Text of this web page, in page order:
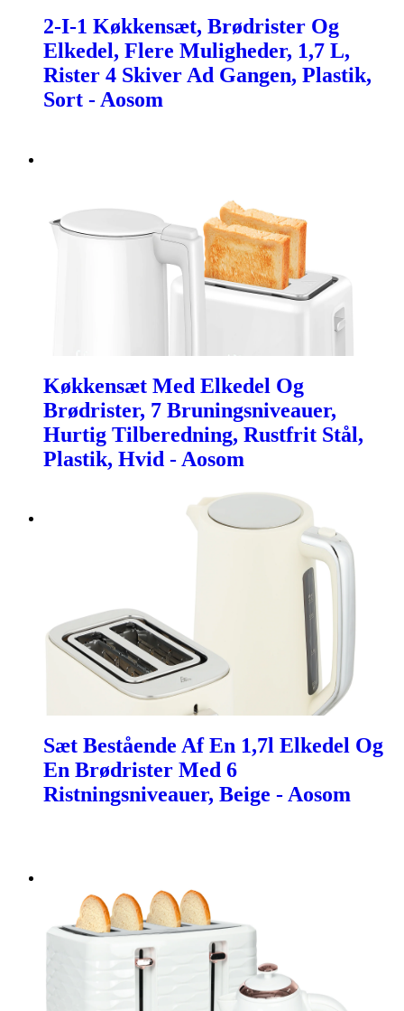
2-I-1 Køkkensæt, Brødrister Og
Elkedel, Flere Muligheder, 1,7 L,
Rister 4 Skiver Ad Gangen, Plastik,
Sort - Aosom
Køkkensæt Med Elkedel Og
Brødrister, 7 Bruningsniveauer,
Hurtig Tilberedning, Rustfrit Stål,
Plastik, Hvid - Aosom
Sæt Bestående Af En 1,7l Elkedel Og
En Brødrister Med 6
Ristningsniveauer, Beige - Aosom